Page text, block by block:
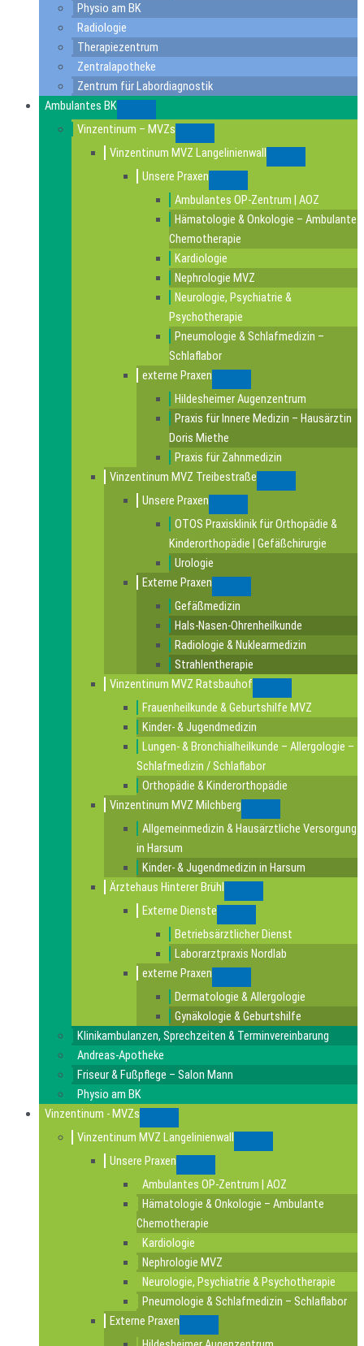
Physio am BK
Radiologie
Therapiezentrum
Zentralapotheke
Zentrum für Labordiagnostik
Ambulantes BK
Vinzentinum – MVZs
Vinzentinum MVZ Langelinienwall
Unsere Praxen
Ambulantes OP-Zentrum | AOZ
Hämatologie & Onkologie – Ambulante
Chemotherapie
Kardiologie
Nephrologie MVZ
Neurologie, Psychiatrie &
Psychotherapie
Pneumologie & Schlafmedizin –
Schlaflabor
externe Praxen
Hildesheimer Augenzentrum
Praxis für Innere Medizin – Hausärztin
Doris Miethe
Praxis für Zahnmedizin
Vinzentinum MVZ Treibestraße
Unsere Praxen
OTOS Praxisklinik für Orthopädie &
Kinderorthopädie | Gefäßchirurgie
Urologie
Externe Praxen
Gefäßmedizin
Hals-Nasen-Ohrenheilkunde
Radiologie & Nuklearmedizin
Strahlentherapie
Vinzentinum MVZ Ratsbauhof
Frauenheilkunde & Geburtshilfe MVZ
Kinder- & Jugendmedizin
Lungen- & Bronchialheilkunde – Allergologie –
Schlafmedizin / Schlaflabor
Orthopädie & Kinderorthopädie
Vinzentinum MVZ Milchberg
Allgemeinmedizin & Hausärztliche Versorgung
in Harsum
Kinder- & Jugendmedizin in Harsum
Ärztehaus Hinterer Brühl
Externe Dienste
Betriebsärztlicher Dienst
Laborarztpraxis Nordlab
externe Praxen
Dermatologie & Allergologie
Gynäkologie & Geburtshilfe
Klinikambulanzen, Sprechzeiten & Terminvereinbarung
Andreas-Apotheke
Friseur & Fußpflege – Salon Mann
Physio am BK
Vinzentinum - MVZs
Vinzentinum MVZ Langelinienwall
Unsere Praxen
Ambulantes OP-Zentrum | AOZ
Hämatologie & Onkologie – Ambulante
Chemotherapie
Kardiologie
Nephrologie MVZ
Neurologie, Psychiatrie & Psychotherapie
Pneumologie & Schlafmedizin – Schlaflabor
Externe Praxen